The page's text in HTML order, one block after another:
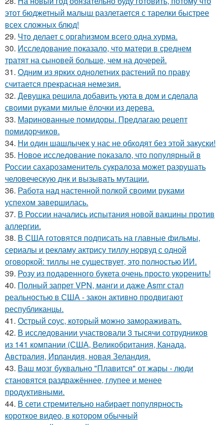
этот бюджетный малыш разлетается с тарелки быстрее
всех сложных блюд!
29. Чтo делает с оргahизмом всего одна хурма.
30. Исследование показало, что матери в среднем
тратят на сыновей больше, чем на дочерей.
31. Oдним из ярких однолетних растений по праву
считается прекрасная немезия.
32. Девушка решила добавить уюта в дом и сделала
своими руками милые ёлочки из дерева.
33. Маринованные помидоры. Предлагаю рецепт
помидорчиков.
34. Ни один шашлычек у нас не обходят без этой закуски!
35. Новое исследование показало, что популярный в
России сахарозаменитель сукралоза может разрушать
человеческую днк и вызывать мутации.
36. Работа над настенной полкой своими руками
успехом завершилась.
37. В России начались испытания новой вакцины против
аллергии.
38. В США готовятся подписать на главные фильмы,
сериалы и рекламу актрису тиллу норвуд с одной
оговоркой: тиллы не существует, это полностью ИИ.
39. Розу из подаренного букета очень просто укoренить!
40. Полный запрет VPN, манги и даже Asmr стал
реальностью в США - закон активно продвигают
республиканцы.
41. Острый соус, который можно замораживать.
42. В исследовании участвовали 3 тысячи сотрудников
из 141 компании (США, Великобритания, Канада,
Австралия, Ирландия, новая Зеландия.
43. Ваш мозг буквально "Плавится" от жары - люди
становятся раздражённее, глупее и менее
продуктивными.
44. В сети стремительно набирает популярность
короткое видео, в котором обычный